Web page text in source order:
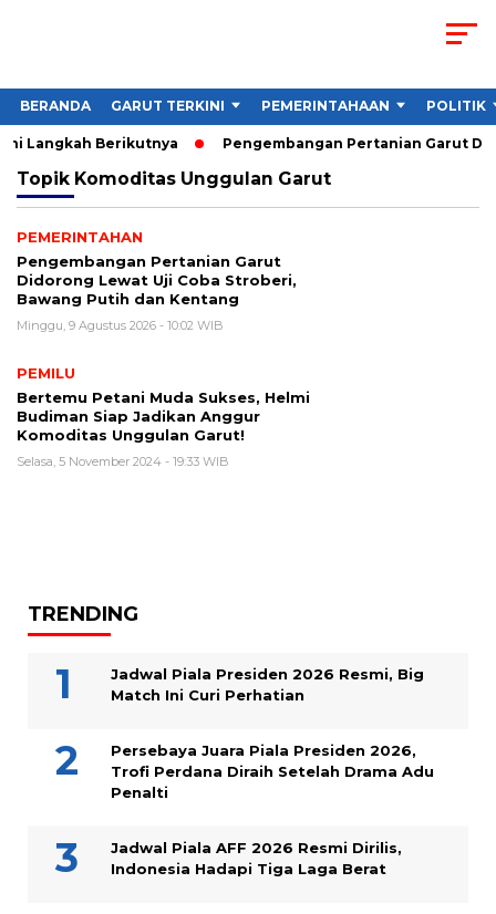
BERANDA GARUT TERKINI PEMERINTAHAAN POLITIK
Langkah Berikutnya Pengembangan Pertanian Garut
Topik Komoditas Unggulan Garut
PEMERINTAHAN
Pengembangan Pertanian Garut
Didorong Lewat Uji Coba Stroberi,
Bawang Putih dan Kentang
Minggu, 9 Agustus 2026 - 10:02 WIB
PEMILU
Bertemu Petani Muda Sukses, Helmi
Budiman Siap Jadikan Anggur
Komoditas Unggulan Garut!
Selasa, 5 November 2024 - 19:33 WIB
TRENDING
Jadwal Piala Presiden 2026 Resmi, Big
Match Ini Curi Perhatian
Persebaya Juara Piala Presiden 2026,
Trofi Perdana Diraih Setelah Drama Adu
Penalti
Jadwal Piala AFF 2026 Resmi Dirilis,
Indonesia Hadapi Tiga Laga Berat